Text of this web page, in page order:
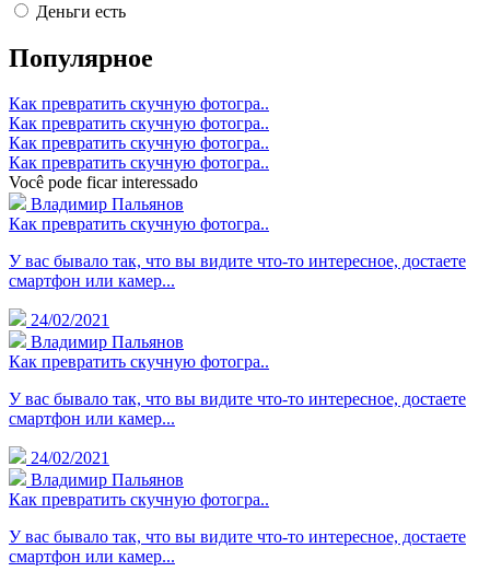
Деньги есть
Популярное
Как превратить скучную фотогра..
Как превратить скучную фотогра..
Как превратить скучную фотогра..
Как превратить скучную фотогра..
Você pode ficar interessado
Владимир Пальянов
Как превратить скучную фотогра..
У вас бывало так, что вы видите что-то интересное, достаете
смартфон или камер...
24/02/2021
Владимир Пальянов
Как превратить скучную фотогра..
У вас бывало так, что вы видите что-то интересное, достаете
смартфон или камер...
24/02/2021
Владимир Пальянов
Как превратить скучную фотогра..
У вас бывало так, что вы видите что-то интересное, достаете
смартфон или камер...